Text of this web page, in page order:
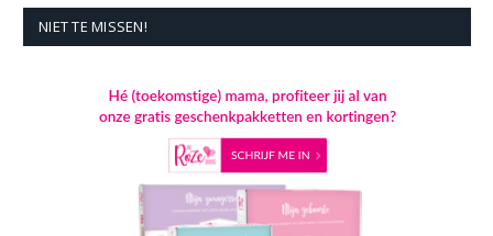
NIET TE MISSEN!